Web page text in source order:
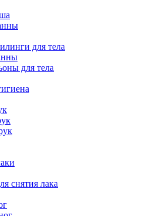
для тела
для тела
снятия лака